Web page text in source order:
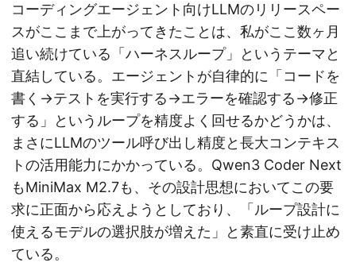
コーディングエージェント向けLLMのリリースペー
スがここまで上がってきたことは、私がここ数ヶ月
追い続けている「ハーネスループ」というテーマと
直結している。エージェントが自律的に「コードを
書く→テストを実行する→エラーを確認する→修正
する」というループを精度よく回せるかどうかは、
まさにLLMのツール呼び出し精度と長大コンテキス
トの活用能力にかかっている。Qwen3 Coder Next
もMiniMax M2.7も、その設計思想においてこの要
求に正面から応えようとしており、「ループ設計に
使えるモデルの選択肢が増えた」と素直に受け止め
ている。